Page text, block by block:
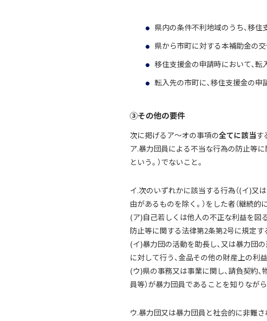
県内の条件不利地域のうち、移
県から市町に対する本補助金の
移住支援金の申請時において、転
転入先の市町に、移住支援金の申
③その他の要件
次に掲げるア～オの事項の全てに該当す
ア.暴力団員による不当な行為の防止等に
という。）でないこと。
イ.次のいずれかに該当する行為（(イ)又
由があるものを除く。）をした者（継続
(ア)自己若しくは他人の不正な利益を図
防止等に関する法律第2条第2号に規定す
(イ)暴力団の活動を助長し、又は暴力団
に対して行う、金品その他の財産上の利
(ウ)県の事務又は事業に関し、請負契約
員等）が暴力団員であることを知りなが
ウ.暴力団又は暴力団員と社会的に非難